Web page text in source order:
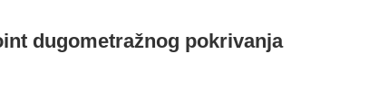
dugometražnog pokrivanja